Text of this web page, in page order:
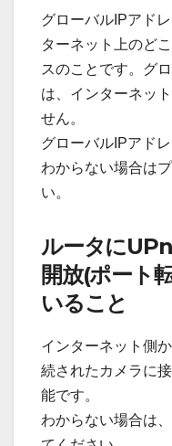
グローバルIPアド
ターネット上のど
スのことです。グ
は、インターネッ
せん。
グローバルIPアド
わからない場合は
い。
ルータに
開放(ポート
いること
インターネット側
続されたカメラに
能です。
わからない場合は